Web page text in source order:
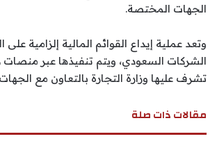
الجهات المختصة.
وتعد عملية إيداع القوائم المالية إلزامية
الشركات السعودي، ويتم تنفيذها عبر
تشرف عليها وزارة التجارة بالتعاون مع
مقالات ذات صلة